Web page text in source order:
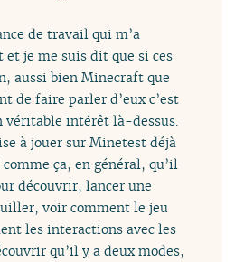
de travail qui m’a
je me suis dit que si ces
aussi bien Minecraft que
de faire parler d’eux c’est
véritable intérêt là-dessus.
à jouer sur Minetest déjà
ça, en général, qu’il
découvrir, lancer une
voir comment le jeu
les interactions avec les
qu’il y a deux modes,